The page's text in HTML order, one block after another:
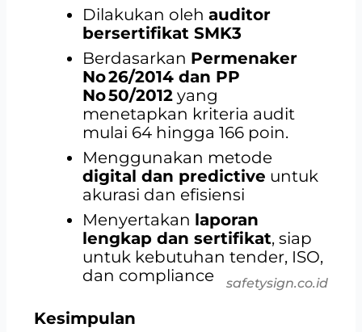
Dilakukan olehauditor
bersertifikat SMK3
Berdasarkan Permenaker
No 26/2014 dan PP
No 50/2012 yang
menetapkan kriteria audit
mulai 64 hingga 166 poin.
Menggunakan metode
digital dan predictive untuk
akurasi dan efisiensi
Menyertakan laporan
lengkap dan sertifikat, siap
untuk kebutuhan tender, ISO,
dan compliance
safetysign.co.id
Kesimpulan